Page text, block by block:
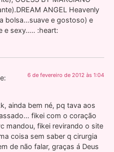
ANGEL Heavenly
bolsa…suave e gostoso) e
e sexy….. :heart:
6 de fevereiro de 2012 às 1:04
ainda bem né, pq tava aos
fikei com o coração
mandou, fikei revirando o site
coisa sem saber q cirurgia
de não falar, graças á Deus